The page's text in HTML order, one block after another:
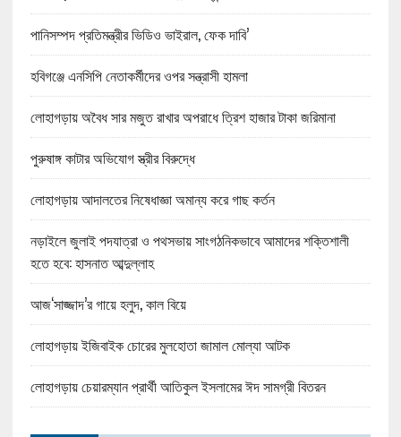
পানিসম্পদ প্রতিমন্ত্রীর ভিডিও ভাইরাল, ফেক দাবি’
হবিগঞ্জে এনসিপি নেতাকর্মীদের ওপর সন্ত্রাসী হামলা
লোহাগড়ায় অবৈধ সার মজুত রাখার অপরাধে ত্রিশ হাজার টাকা জরিমানা
পুরুষাঙ্গ কাটার অভিযোগ স্ত্রীর বিরুদ্ধে
লোহাগড়ায় আদালতের নিষেধাজ্ঞা অমান্য করে গাছ কর্তন
নড়াইলে জুলাই পদযাত্রা ও পথসভায় সাংগঠনিকভাবে আমাদের শক্তিশালী
হতে হবে: হাসনাত আব্দুল্লাহ
আজ‘সাজ্জাদ’র গায়ে হলুদ, কাল বিয়ে
লোহাগড়ায় ইজিবাইক চোরের মুলহোতা জামাল মোল্যা আটক
লোহাগড়ায় চেয়ারম্যান প্রার্থী আতিকুল ইসলামের ঈদ সামগ্রী বিতরন